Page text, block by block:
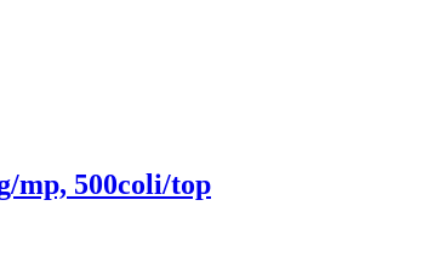
mp, 500coli/top